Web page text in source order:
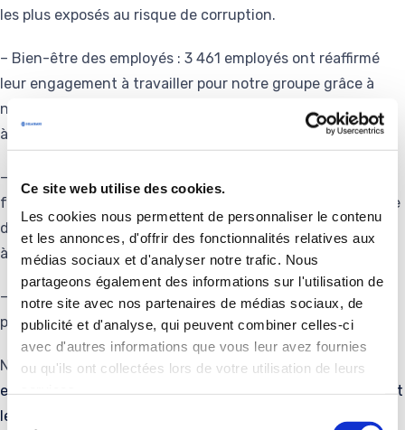
Ce site web utilise des cookies.
Les cookies nous permettent de personnaliser le contenu
et les annonces, d'offrir des fonctionnalités relatives aux
médias sociaux et d'analyser notre trafic. Nous
partageons également des informations sur l'utilisation de
notre site avec nos partenaires de médias sociaux, de
publicité et d'analyse, qui peuvent combiner celles-ci
avec d'autres informations que vous leur avez fournies
ou qu'ils ont collectées lors de votre utilisation de leurs
Sélection
les plus exposés au risque de corruption.
– Bien-être des employés : 3 461 employés ont réaffirmé
leur engagement à travailler pour notre groupe grâce à
notre enquête mondiale WEshare, et 47 % des participants
à l’enquête ont répondu qu’ils étaient « très satisfaits ».
– Sécurité sur les sites : Nous avons réduit notre taux de
fréquence des accidents avec arrêt de 18 % chaque année
depuis 2017, ce qui se rapproche de l’objectif de -20 % fixé
à l’époque.
– Impact social : Nous avons effectué un premier don en
provenance du Fonds de solidarité Delachaux en Autriche.
N
ous vous invitons à plonger dans notre rapport RSE pour
en savoir plus sur la différence positive que nous faisons et
les progrès que nous avons réalisés au cours de l’année